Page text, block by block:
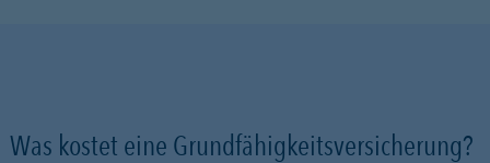
Was kostet eine Grundfähigkeitsversicherung?